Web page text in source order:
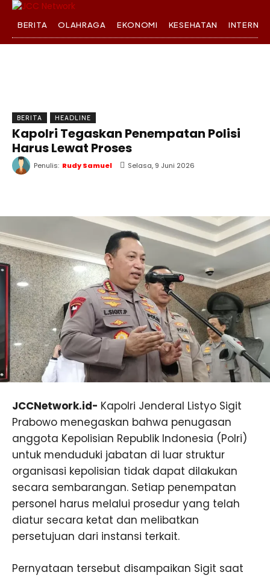
BERITA OLAHRAGA EKONOMI KESEHATAN
BERITA HEADLINE
Kapolri Tegaskan Penempatan Polisi
Harus Lewat Proses
Penulis: Rudy Samuel Selasa, 9 Juni 2026
JCCNetwork.id- Kapolri Jenderal Listyo Sigit
Prabowo menegaskan bahwa penugasan
anggota Kepolisian Republik Indonesia (Polri)
untuk menduduki jabatan di luar struktur
organisasi kepolisian tidak dapat dilakukan
secara sembarangan. Setiap penempatan
personel harus melalui prosedur yang telah
diatur secara ketat dan melibatkan
persetujuan dari instansi terkait.
Pernyataan tersebut disampaikan Sigit saat